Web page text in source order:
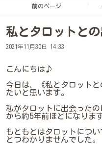
前のページ
私とタロットと
2021年11月30日 14:33
こんにちは♪
今日は、《私とタロット
たいと思います。
私がタロットに出会った
から約5年前ほどになります
もともとはタロットにつ
とつわかりませんでした。